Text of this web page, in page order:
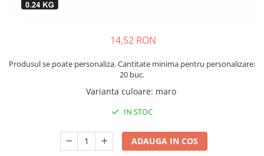
Arhivare si depozitare
Pixuri metalice
Creioane mecanice si grafit
14,52 RON
Produsul se poate personaliza. Cantitate minima pentru personalizare:
20 buc.
Varianta culoare: maro
IN STOC
ADAUGA IN COS